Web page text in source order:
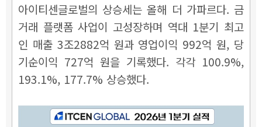
아이티센글로벌의 상승세는 올해 더 가파르다. 금
거래 플랫폼 사업이 고성장하며 역대 1분기 최고
인 매출 3조2882억 원과 영업이익 992억 원, 당
기순이익 727억 원을 기록했다. 각각 100.9%,
193.1%, 177.7% 상승했다.